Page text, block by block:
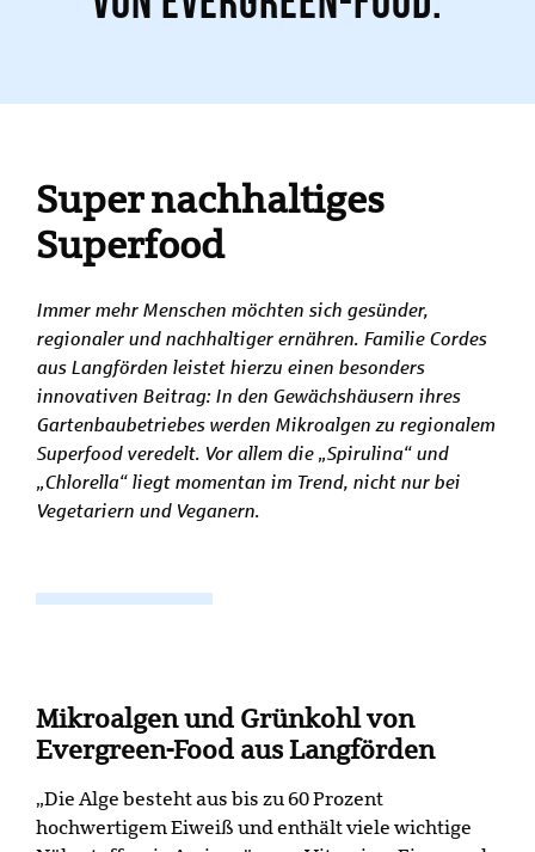
Super nachhaltiges
Superfood
Immer mehr Menschen möchten sich gesünder,
regionaler und nachhaltiger ernähren. Familie Cordes
aus Langförden leistet hierzu einen besonders
innovativen Beitrag: In den Gewächshäusern ihres
Gartenbaubetriebes werden Mikroalgen zu regionalem
Superfood veredelt. Vor allem die „Spirulina“ und
„Chlorella“ liegt momentan im Trend, nicht nur bei
Vegetariern und Veganern.
Mikroalgen und Grünkohl von
Evergreen-Food aus Langförden
„Die Alge besteht aus bis zu 60 Prozent
hochwertigem Eiweiß und enthält viele wichtige